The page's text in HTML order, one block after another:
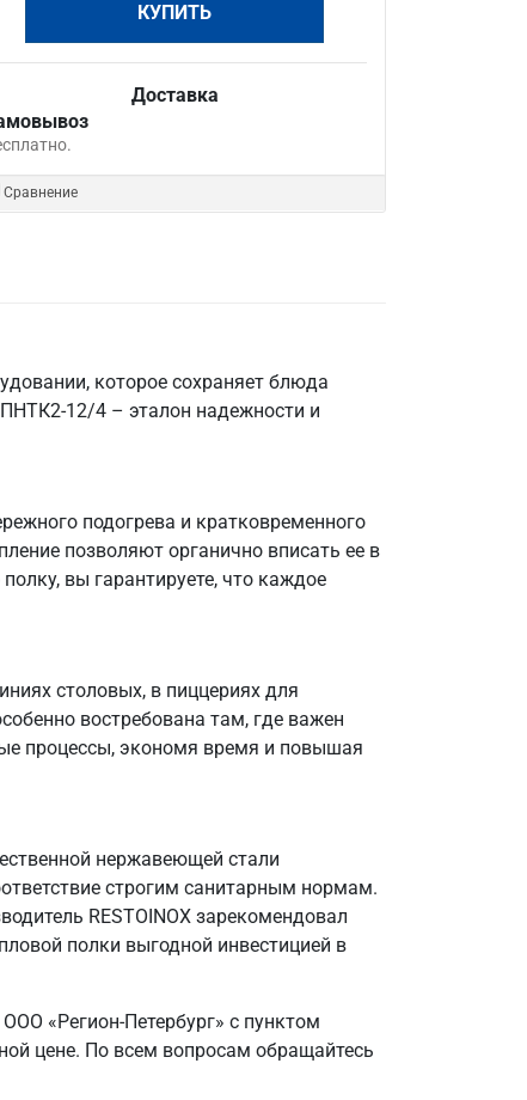
КУПИТЬ
Доставка
Сравнение
которое сохраняет блюда
12/4 – эталон надежности и
подогрева и кратковременного
позволяют органично вписать ее в
вы гарантируете, что каждое
столовых, в пиццериях для
востребована там, где важен
процессы, экономя время и повышая
нержавеющей стали
строгим санитарным нормам.
RESTOINOX зарекомендовал
полки выгодной инвестицией в
«Регион-Петербург» с пунктом
цене. По всем вопросам обращайтесь